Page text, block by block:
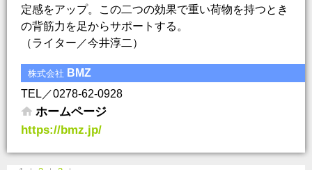
定感をアップ。この二つの効果で重い荷物を持つとき
の背筋力を足からサポートする。
（ライター／今井淳二）
株式会社 BMZ
TEL／0278-62-0928
ホームページ
https://bmz.jp/